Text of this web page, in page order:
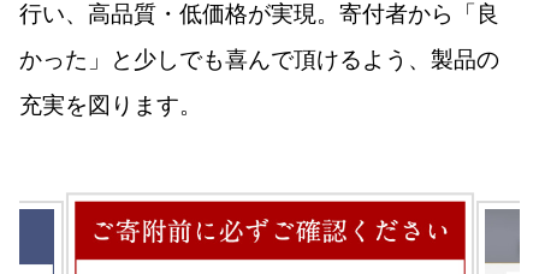
行い、高品質・低価格が実現。寄付者から「良
かった」と少しでも喜んで頂けるよう、製品の
充実を図ります。